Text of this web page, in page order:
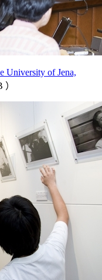
University of Jena,